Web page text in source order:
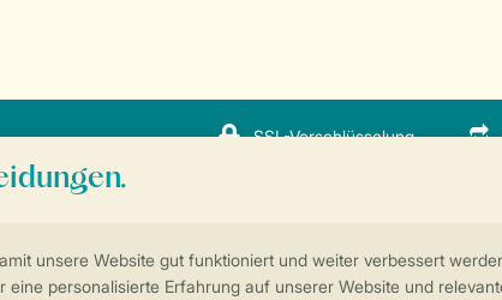
Weitere Informationen und Einstellungen
SSL-Verschlüsselung